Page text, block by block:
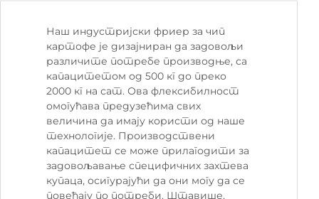
Наш индустријски фриер за чип
картофе је дизајниран да задовољи
различите потребе производње, са
капацитетом од 500 кг до преко
2000 кг на сат. Ова флексибилност
омогућава предузећима свих
величина да имају користи од наше
технологије. Производствени
капацитет се може прилагодити за
задовољавање специфичних захтева
купаца, осигурајући да они могу да се
повећају по потреби. Штавише,